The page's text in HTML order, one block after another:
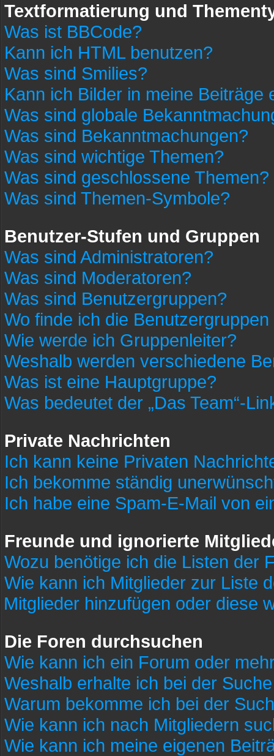
Textformatierung und
Was ist BBCode?
Kann ich HTML benutzen?
Was sind Smilies?
Kann ich Bilder in meine Beiträge
Was sind globale
Was sind Bekanntmachungen?
Was sind wichtige Themen?
Was sind geschlossene Themen?
Was sind Themen-Symbole?
Benutzer-Stufen und Gruppen
Was sind Administratoren?
Was sind Moderatoren?
Was sind Benutzergruppen?
Wo finde ich die
Wie werde ich Gruppenleiter?
Weshalb werden verschiedene
Was ist eine Hauptgruppe?
Was bedeutet der „Das Team“-
Private Nachrichten
Ich kann keine Privaten
Ich bekomme ständig
Ich habe eine Spam-E-Mail von
Freunde und ignorierte
Wozu benötige ich die Listen der
Wie kann ich Mitglieder zur Liste
Mitglieder hinzufügen oder diese
Die Foren durchsuchen
Wie kann ich ein Forum oder
Weshalb erhalte ich bei der
Warum bekomme ich bei der
Wie kann ich nach Mitgliedern
Wie kann ich meine eigenen